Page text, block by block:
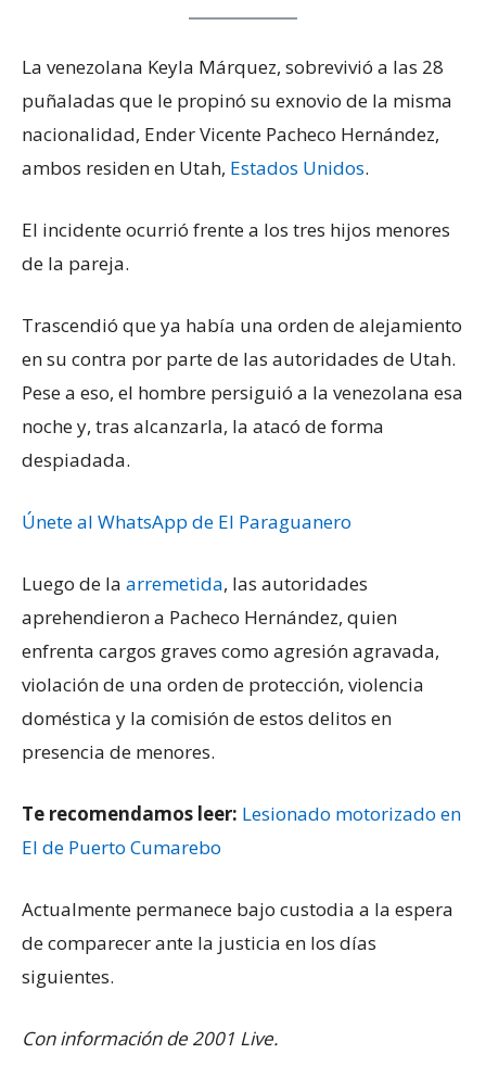
La venezolana Keyla Márquez, sobrevivió a las 28
puñaladas que le propinó su exnovio de la misma
nacionalidad, Ender Vicente Pacheco Hernández,
ambos residen en Utah, Estados Unidos.
El incidente ocurrió frente a los tres hijos menores
de la pareja.
Trascendió que ya había una orden de alejamiento
en su contra por parte de las autoridades de Utah.
Pese a eso, el hombre persiguió a la venezolana esa
noche y, tras alcanzarla, la atacó de forma
despiadada.
Únete al WhatsApp de El Paraguanero
Luego de la arremetida, las autoridades
aprehendieron a Pacheco Hernández, quien
enfrenta cargos graves como agresión agravada,
violación de una orden de protección, violencia
doméstica y la comisión de estos delitos en
presencia de menores.
Te recomendamos leer: Lesionado motorizado en
El de Puerto Cumarebo
Actualmente permanece bajo custodia a la espera
de comparecer ante la justicia en los días
siguientes.
Con información de 2001 Live.